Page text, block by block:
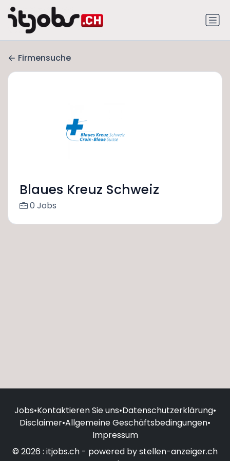
Firmensuche
Blaues Kreuz Schweiz
0 Jobs
Jobs•Kontaktieren Sie uns•Datenschutzerklärung•
Disclaimer•Allgemeine Geschäftsbedingungen•
Impressum
© 2026 : itjobs.ch - powered by stellen-anzeiger.ch